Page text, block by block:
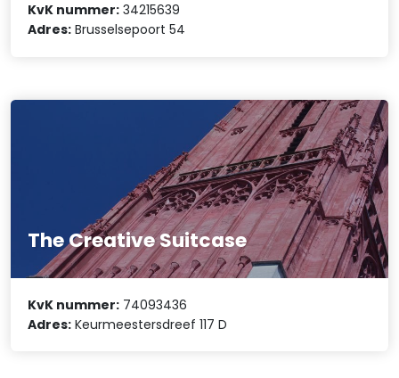
KvK nummer: 34215639
Adres: Brusselsepoort 54
The Creative Suitcase
KvK nummer: 74093436
Adres: Keurmeestersdreef 117 D